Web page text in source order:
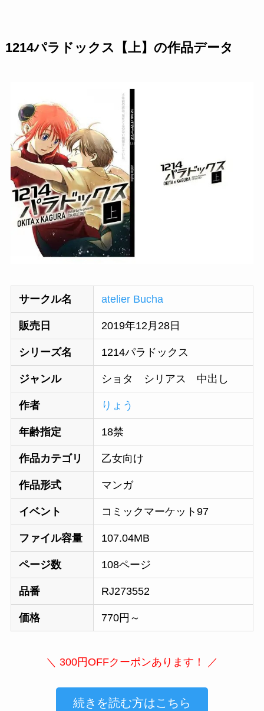
1214パラドックス【上】の作品データ
サークル名 atelier Bucha
販売日 2019年12月28日
シリーズ名 1214パラドックス
ジャンル ショタ シリアス 中出し
作者 りょう
年齢指定 18禁
作品カテゴリ 乙女向け
作品形式 マンガ
イベント コミックマーケット97
ファイル容量 107.04MB
ページ数 108ページ
品番 RJ273552
価格 770円～
＼ 300円OFFクーポンあります！ ／
続きを読む方はこちら